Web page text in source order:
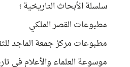
سلسلة الأبحاث التاريخية ؛
مطبوعات القصر الملكي
مطبوعات مركز جمعة الماجد
موسوعة العلماء والأعلام في